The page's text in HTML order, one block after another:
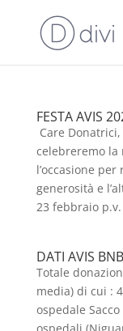
FESTA AVIS
Care
celebreremo la
l’occasione
generosità e
23 febbraio
DATI AVIS
Totale
media) di cui :
ospedale